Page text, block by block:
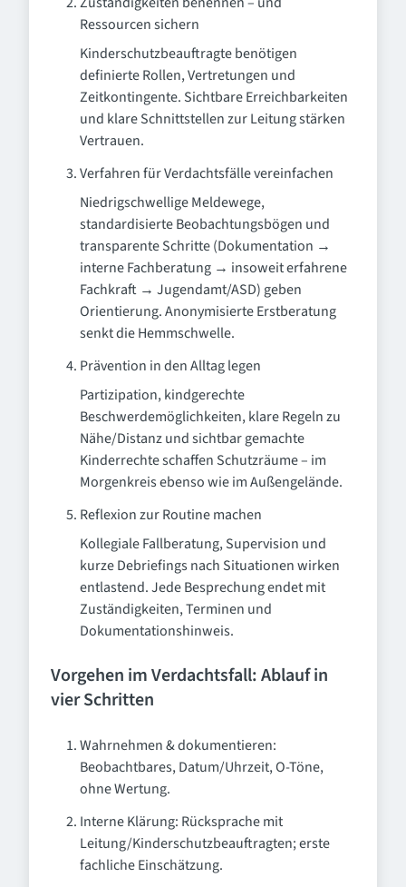
Ressourcen sichern
Kinderschutzbeauftragte benötigen
definierte Rollen, Vertretungen und
Zeitkontingente. Sichtbare Erreichbarkeiten
und klare Schnittstellen zur Leitung stärken
Vertrauen.
Verfahren für Verdachtsfälle vereinfachen
Niedrigschwellige Meldewege,
standardisierte Beobachtungsbögen und
transparente Schritte (Dokumentation →
interne Fachberatung → insoweit erfahrene
Fachkraft → Jugendamt/ASD) geben
Orientierung. Anonymisierte Erstberatung
senkt die Hemmschwelle.
Prävention in den Alltag legen
Partizipation, kindgerechte
Beschwerdemöglichkeiten, klare Regeln zu
Nähe/Distanz und sichtbar gemachte
Kinderrechte schaffen Schutzräume – im
Morgenkreis ebenso wie im Außengelände.
Reflexion zur Routine machen
Kollegiale Fallberatung, Supervision und
kurze Debriefings nach Situationen wirken
entlastend. Jede Besprechung endet mit
Zuständigkeiten, Terminen und
Dokumentationshinweis.
Vorgehen im Verdachtsfall: Ablauf in
vier Schritten
Wahrnehmen & dokumentieren:
Beobachtbares, Datum/Uhrzeit, O-Töne,
ohne Wertung.
Interne Klärung: Rücksprache mit
Leitung/Kinderschutzbeauftragten; erste
fachliche Einschätzung.